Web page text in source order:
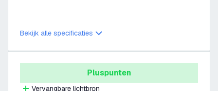
Bekijk alle specificaties
Pluspunten
Vervangbare lichtbron